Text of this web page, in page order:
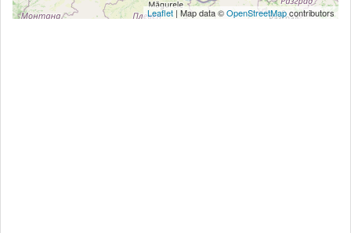
Leaflet| Map data ©OpenStreetMapcontributors